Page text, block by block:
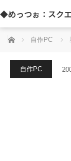
◆めっつぉ：スク
ホーム 自作PC
自作PC